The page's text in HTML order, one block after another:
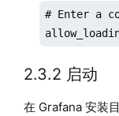
-
-
# Enter a
2.3.2 启动
在 Grafana 安装